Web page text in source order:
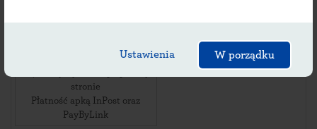
Ustawienia W porządku
stronie
Płatność apką InPost oraz
PayByLink